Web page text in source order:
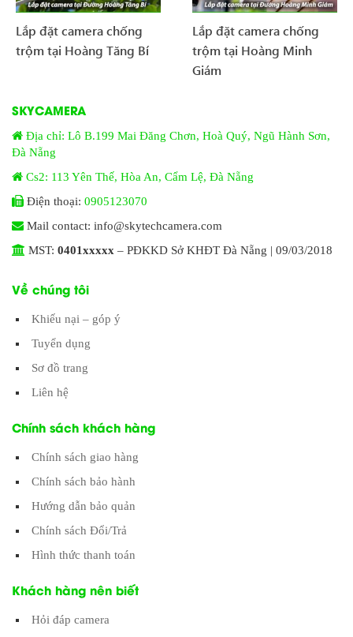
Lắp đặt camera chống
trộm tại Hoàng Tăng Bí
Lắp đặt camera chống
trộm tại Hoàng Minh
Giám
SKYCAMERA
Địa chỉ: Lô B.199 Mai Đăng Chơn, Hoà Quý, Ngũ Hành Sơn,
Đà Nẵng
Cs2: 113 Yên Thế, Hòa An, Cẩm Lệ, Đà Nẵng
Điện thoại: 0905123070
Mail contact: info@skytechcamera.com
MST: 0401xxxxx – PĐKKD Sở KHĐT Đà Nẵng | 09/03/2018
Về chúng tôi
Khiếu nại – góp ý
Tuyển dụng
Sơ đồ trang
Liên hệ
Chính sách khách hàng
Chính sách giao hàng
Chính sách bảo hành
Hướng dẫn bảo quản
Chính sách Đổi/Trả
Hình thức thanh toán
Khách hàng nên biết
Hỏi đáp camera